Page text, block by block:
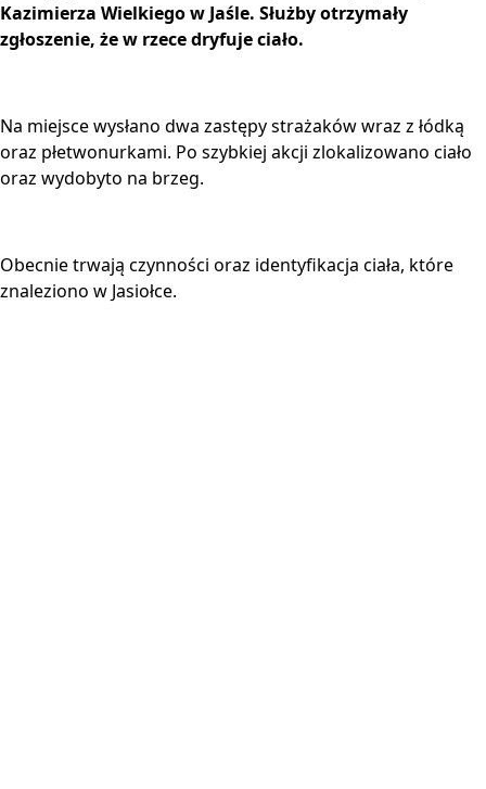
Kazimierza Wielkiego w Jaśle. Służby otrzymały
zgłoszenie, że w rzece dryfuje ciało.
Na miejsce wysłano dwa zastępy strażaków wraz z łódką
oraz płetwonurkami. Po szybkiej akcji zlokalizowano ciało
oraz wydobyto na brzeg.
Obecnie trwają czynności oraz identyfikacja ciała, które
znaleziono w Jasiołce.